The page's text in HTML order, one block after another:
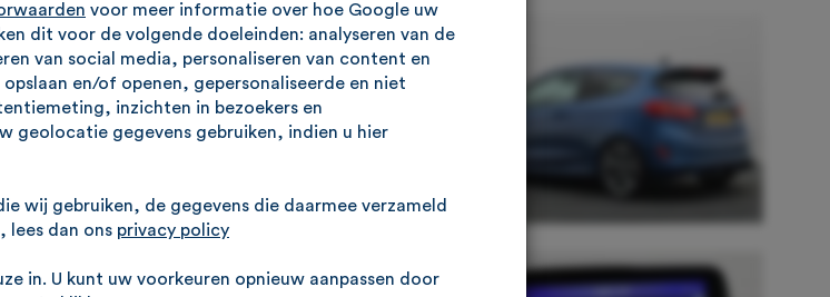
voor meer informatie over hoe Google uw
dit voor de volgende doeleinden: analyseren van de
van social media, personaliseren van content en
en/of openen, gepersonaliseerde en niet
inzichten in bezoekers en
geolocatie gegevens gebruiken, indien u hier
wij gebruiken, de gegevens die daarmee verzameld
lees dan ons privacy policy
in. U kunt uw voorkeuren opnieuw aanpassen door